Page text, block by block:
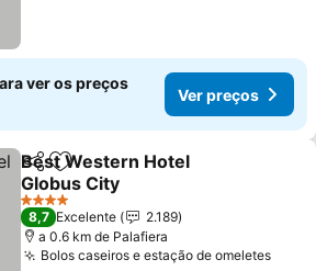
ver os preços
Ver preços
PartilharAdicionar aos favoritos
Best Western Hotel
Globus City
Ver preços
4 Estrelas
8,7 Excelente
2.189
a 0.6 km de Palafiera
Bolos caseiros e estação de omeletesVer